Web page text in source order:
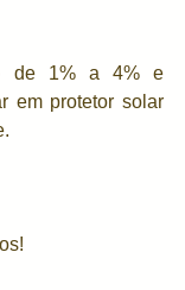
de 1% a 4% e
em protetor solar